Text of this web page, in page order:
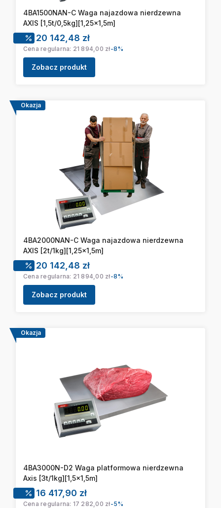
4BA1500NAN-C Waga najazdowa nierdzewna
AXIS [1,5t/0,5kg][1,25x1,5m]
Cena promocyjna
20 142,48 zł
Cena regularna: 21 894,00 zł-8%
Zobacz produkt
Okazja
4BA2000NAN-C Waga najazdowa nierdzewna
AXIS [2t/1kg][1,25x1,5m]
Cena promocyjna
20 142,48 zł
Cena regularna: 21 894,00 zł-8%
Zobacz produkt
Okazja
4BA3000N-D2 Waga platformowa nierdzewna
Axis [3t/1kg][1,5x1,5m]
Cena promocyjna
16 417,90 zł
Cena regularna: 17 282,00 zł-5%